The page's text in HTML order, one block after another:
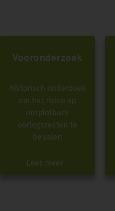
Vooronderzoek
Historisch onderzoek
om het risico op
ontplofbare
oorlogsresten te
bepalen
Lees meer